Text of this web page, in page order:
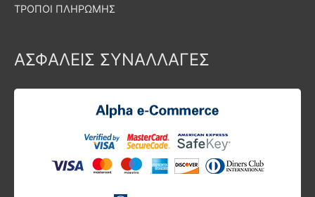
ΤΡΟΠΟΙ ΠΛΗΡΩΜΗΣ
ΑΣΦΑΛΕΙΣ ΣΥΝΑΛΛΑΓΕΣ